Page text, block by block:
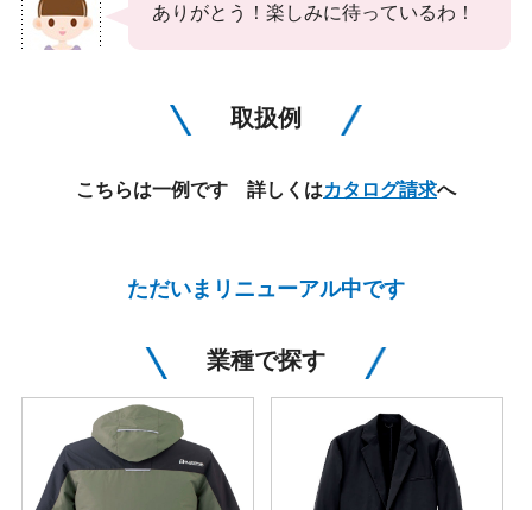
ありがとう！楽しみに待っているわ！
取扱例
こちらは一例です 詳しくはカタログ請求へ
ただいまリニューアル中です
業種で探す